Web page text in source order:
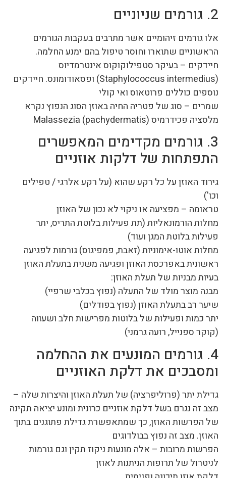
2. גורמים שניוניים
אלו גורמים זיהומיים אשר מתרבים בעקבות הגורמים
הראשוניים שתוארו וחוסר טיפול בהם ימנע החלמה.
חיידקים – בעיקר סטפילוקוקוס אינטרמדיוס
(Staphylococcus intermedius) ופסאודומונס. חיידקים
נוספים כוללים פרוטאוס ואי קולי
שמרים – סוג של פטריה החיה באוזן הסוג הנפוץ נקרא
מלסציה פכידרמיס (Malassezia (pachydermatis
3. גורמים מקדימים המאפשרים
התפתחות של דלקות אוזניים
גירוד האוזן על כל רקע שהוא (על רקע אלרגי / טפילים
וכו')
טראומה – מפציעה או ניקוי לא נכון של האוזן
מחלות הורמונאליות (תת פעילות בלוטת התריס, יתר
פעילות בלוטת המגן ועוד)
מחלות אוטו-אימוניות (זאבת, פמפיגוס) גורמות לפגיעה
ראשונית באפרכסת האוזן ופגיעה משנית בתעלת האוזן
בעיות מבניות של תעלת האוזן:
מבנה מוצר מולד של התעלה (נפוץ בכלבי שרפיי)
שיער רב בתעלת האוזן (נפוץ בפודלים)
יתר כמות ופעילות של בלוטות מפרישות חלב ושעווה
(קוקר ספנייל, רועה גרמני)
4. גורמים המונעים את ההחלמה
ומסבכים את דלקת האוזניים
גדילת יתר (פרוליפרציה) של תעלת האוזן והיצרות שלה –
מצב זה נגרם בשל דלקת אוזניים כרונית ומונע יציאה תקינה
של הפרשות האוזן, כך שמתאפשרת גדילת פתוגנים בתוך
האוזן. מצב זה נפוץ בבולדוגים
הפרשות מרובות – אלה מונעות ניקוז תקין וגם גורמות
לניטרול של תרופות הניתנות לאוזן